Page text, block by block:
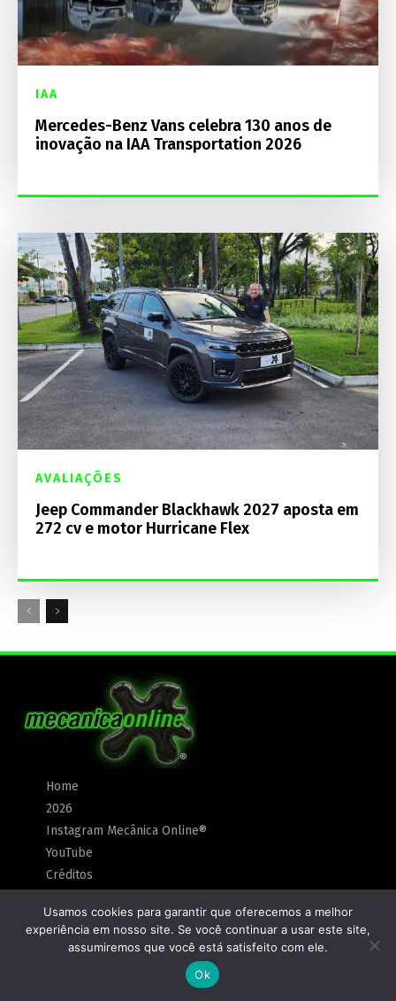
IAA
Mercedes-Benz Vans celebra 130 anos de
inovação na IAA Transportation 2026
AVALIAÇÕES
Jeep Commander Blackhawk 2027 aposta em
272 cv e motor Hurricane Flex
Home
2026
Instagram Mecânica Online®
YouTube
Créditos
Política de Privacidade
Usamos cookies para garantir que oferecemos a melhor
experiência em nosso site. Se você continuar a usar este site,
assumiremos que você está satisfeito com ele.
Ok